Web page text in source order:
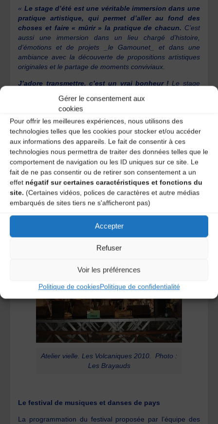
Gérer le consentement aux
cookies
Pour offrir les meilleures expériences, nous utilisons des
technologies telles que les cookies pour stocker et/ou accéder
aux informations des appareils. Le fait de consentir à ces
technologies nous permettra de traiter des données telles que le
comportement de navigation ou les ID uniques sur ce site. Le
fait de ne pas consentir ou de retirer son consentement a un
effet négatif sur certaines caractéristiques et fonctions du
site. (Certaines vidéos, polices de caractères et autre médias
embarqués de sites tiers ne s'afficheront pas)
Accepter
Refuser
Voir les préférences
Politique de cookiesPolitique de confidentialité
« Le stage d’été est une véritable immersion dans une
pratique artistique, qui permet d’aller au fond des
choses et faire « mûrir » la pratique de chacun. C’est
aussi une immersion dans un lieu chargé d’histoire,
d’émotions et de projets _le Gamounet_ et dans une
ambiance avec la découverte de propositions artistiques
originales et le partage de moments conviviaux.
J’adore transmettre, c’est un vrai bonheur ! Le stage
personnelle autour des questions de pédagogie, tester des
nouvelles choses… L’atelier de Bourrée que Sonia et moi
proposons s’adresse aux débutants et moyens. Nous
transmettons les bases de la bourrée à trois temps.
Nous transmettons aux stagiaires un savoir devant
permettre à chacun de s’approprier la danse à son
tour
, s’affirmer petit à petit comme danseur de bourrée et
développer son propre langage, puisque la danse est un
vrai langage. Et le tout, à son rythme naturellement ! »
Atelier vielle. Les Volcaniques 2010. Photo :
Les Brayauds
Le festival de musiques et danses de pays
La programmation du festival proposée par l’équipe des